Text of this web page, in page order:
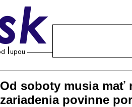
Od soboty musia mať
zariadenia povinne